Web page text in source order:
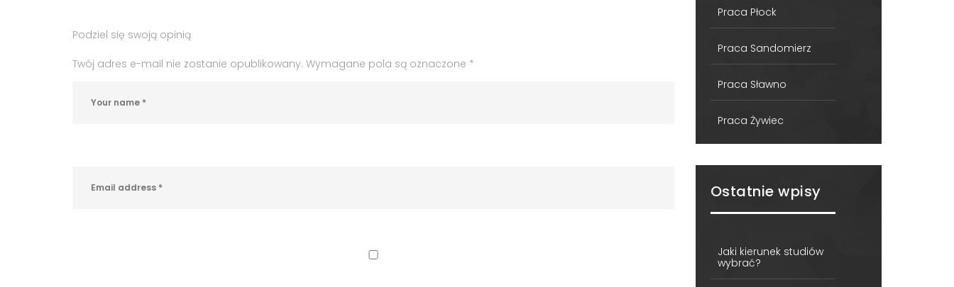
Bochni,
praca
branży
Podziel się swoją opinią
Twój adres e-mail nie zostanie opublikowany. Wymagane pola są oznaczone *
Praca Płock
Praca Sandomierz
Praca Sławno
Praca Żywiec
Ostatnie wpisy
Jaki kierunek studiów
wybrać?